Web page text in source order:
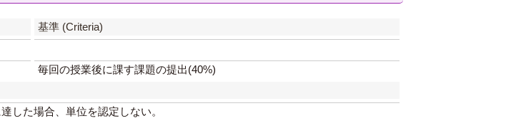
基準 (Criteria)
毎回の授業後に課す課題の提出(40%)
した場合、単位を認定しない。